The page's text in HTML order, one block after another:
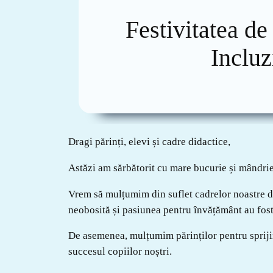
Festivitatea
Dragi părinți, elevi și cadre didactice,
Astăzi am sărbătorit cu mare bucurie și
Vrem să mulțumim din suflet cadrelor noastre
neobosită și pasiunea pentru învățământ au
De asemenea, mulțumim părinților pentru
succesul copiilor noștri.